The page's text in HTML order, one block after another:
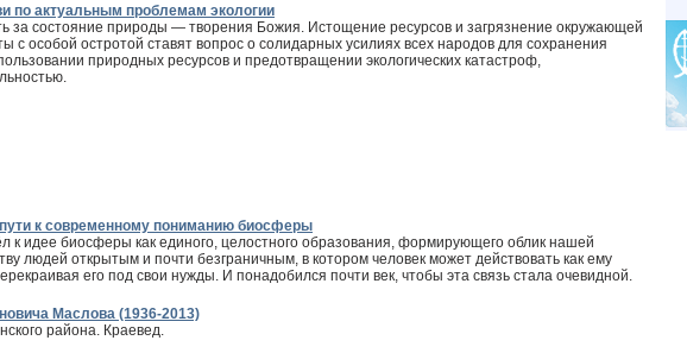
по актуальным проблемам экологии
за состояние природы — творения Божия. Истощение ресурсов и загрязнение окружающей
особой остротой ставят вопрос о солидарных усилиях всех народов для сохранения
природных ресурсов и предотвращении экологических катастроф,
к современному пониманию биосферы
к идее биосферы как единого, целостного образования, формирующего облик нашей
людей открытым и почти безграничным, в котором человек может действовать как ему
его под свои нужды. И понадобился почти век, чтобы эта связь стала очевидной.
Маслова (1936-2013)
района. Краевед.